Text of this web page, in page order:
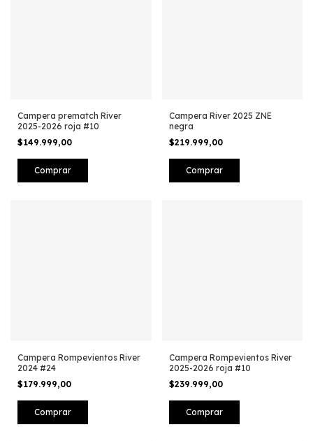
Campera prematch River
2025-2026 roja #10
$149.999,00
Comprar
Campera River 2025 ZNE
negra
$219.999,00
Comprar
Campera Rompevientos River
2024 #24
$179.999,00
Comprar
Campera Rompevientos River
2025-2026 roja #10
$239.999,00
Comprar